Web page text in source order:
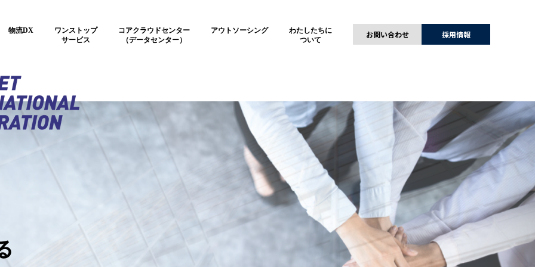
物流DX
ワンストップ
サービス
コアクラウドセンター
（データセンター）
アウトソーシング
わたしたちに
ついて
お問い合わせ 採用情報